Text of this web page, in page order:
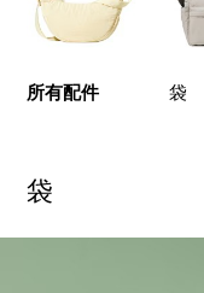
所有配件 袋
袋